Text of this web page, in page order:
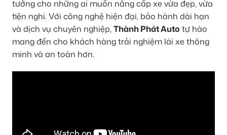
tưởng cho những ai muốn nâng cấp xe vừa đẹp, vừa
tiện nghi. Với công nghệ hiện đại, bảo hành dài hạn
và dịch vụ chuyên nghiệp,Thành Phát Auto tự hào
mang đến cho khách hàng trải nghiệm lái xe thông
minh và an toàn hơn.